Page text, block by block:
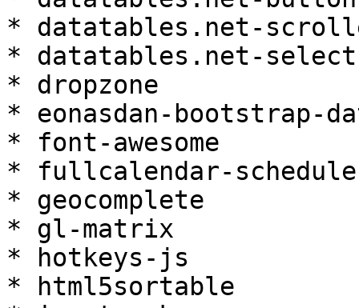
* datatables.net-
* datatables.net-
* dropzone
* eonasdan-bootstrap-
* font-awesome
* fullcalendar-
* geocomplete
* gl-matrix
* hotkeys-js
* html5sortable